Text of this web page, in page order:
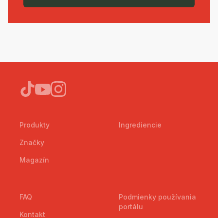
Produkty
Značky
Magazín
Ingrediencie
FAQ
Kontakt
Podmienky používania
portálu